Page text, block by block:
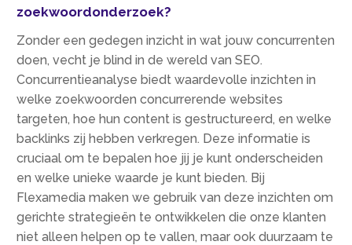
zoekwoordonderzoek?
Zonder een gedegen inzicht in wat jouw concurrenten
doen, vecht je blind in de wereld van SEO.​
Concurrentieanalyse biedt waardevolle inzichten in
welke zoekwoorden concurrerende websites
targeten, hoe hun content is gestructureerd, en welke
backlinks zij hebben verkregen.​ Deze informatie is
cruciaal om te bepalen hoe jij je kunt onderscheiden
en welke unieke waarde je kunt bieden.​ Bij
Flexamedia maken we gebruik van deze inzichten om
gerichte strategieën te ontwikkelen die onze klanten
niet alleen helpen op te vallen, maar ook duurzaam te